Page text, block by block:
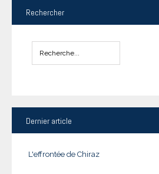
Rechercher
Dernier article
L'effrontée de Chiraz